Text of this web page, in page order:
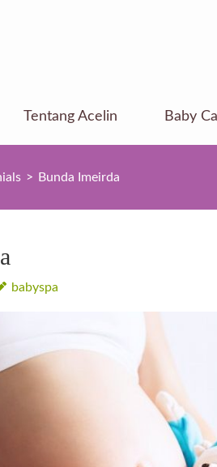
Tentang Acelin Baby
> Bunda Imeirda
babyspa